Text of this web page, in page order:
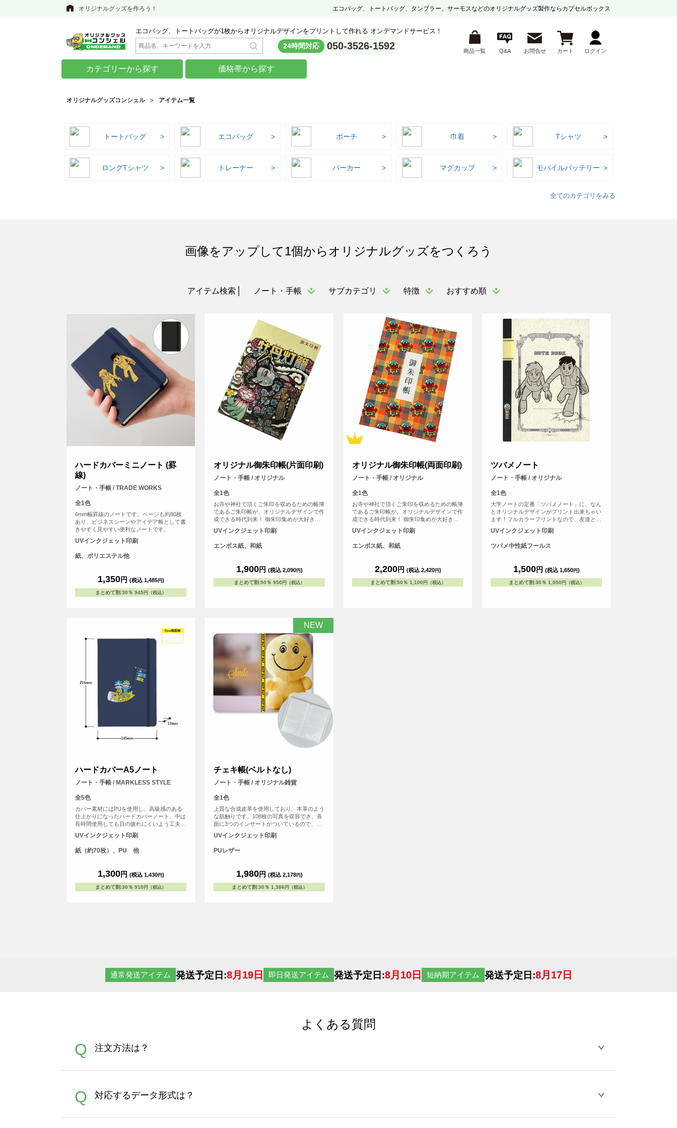
オリジナルグッズを作ろう！ エコバッグ、トートバッグ、タンブラー、サーモスなどのオリジナルグッズ製作ならカプセルボックス
エコバッグ、トートバッグが1枚からオリジナルデザインをプリントして作れる オンデマンドサービス！
24時間対応 050-3526-1592 商品一覧 Q&A お問合せ カート ログイン
カテゴリーから探す 価格帯から探す
オリジナルグッズコンシェル アイテム一覧
トートバッグ エコバッグ ポーチ 巾着 Tシャツ
ロングTシャツ トレーナー パーカー マグカップ モバイルバッテリー
全てのカテゴリをみる
画像をアップして1個からオリジナルグッズをつくろう
アイテム検索 ノート・手帳 サブカテゴリ 特徴 おすすめ順
ハードカバーミニノート (罫
線)
ノート・手帳 / TRADE WORKS
全1色
6mm幅罫線のノートです。ページも約80枚
あり、ビジネスシーンやアイデア帳として書
きやすく見やすい便利なノートです。
UVインクジェット印刷
紙、ポリエステル他
1,350円 (税込 1,485円)
まとめて割:30％ 945 円（税込）
オリジナル御朱印帳(片面印刷)
ノート・手帳 / オリジナル
全1色
お寺や神社で頂くご朱印を収めるための帳簿
であるご朱印帳が、オリジナルデザインで作
成できる時代到来！ 御朱印集めが大好きな
方、自分で作ったデザインをプリントして
MYご朱印帳が作れます！ご朱印集めが好き
な友だちへのプレゼントなどにもおすすめで
す！1点から作成可能で、初詣などで他の人
<br> ※こちらは小さいサイズの御朱印帳で
す。
UVインクジェット印刷
エンボス紙、和紙
1,900円 (税込 2,090円)
まとめて割:50％ 950 円（税込）
オリジナル御朱印帳(両面印刷)
ノート・手帳 / オリジナル
全1色
お寺や神社で頂くご朱印を収めるための帳簿
であるご朱印帳が、オリジナルデザインで作
成できる時代到来！ 御朱印集めが大好きな
方、自分で作ったデザインをプリントして
MYご朱印帳が作れます！ご朱印集めが好き
な友だちへのプレゼントなどにもおすすめで
す！1点から作成可能で、初詣などで他の人
<br> ※こちらは小さいサイズの御朱印帳で
す。
UVインクジェット印刷
エンボス紙、和紙
2,200円 (税込 2,420円)
まとめて割:50％ 1,100 円（税込）
ツバメノート
ノート・手帳 / オリジナル
全1色
大学ノートの定番「ツバメノート」に、なん
とオリジナルデザインがプリント出来ちゃい
ます！フルカラープリントなので、友達との
写真やデジタルのグラフィックもプリント可
能。 持っていればクラスの人気者になれる
こと間違いなしのアイテムです。
UVインクジェット印刷
ツバメ中性紙フールス
1,500円 (税込 1,650円)
まとめて割:30％ 1,050 円（税込）
ハードカバーA5ノート
ノート・手帳 / MARKLESS STYLE
全5色
カバー素材にはPUを使用し、高級感のある
仕上がりになったハードカバーノート。中は
長時間使用しても目の疲れにくいよう工夫を
凝らし罫線の色味や幅にもこだわっていま
す。
UVインクジェット印刷
紙（約70枚）、PU 他
1,300円 (税込 1,430円)
まとめて割:30％ 910 円（税込）
NEW
チェキ帳(ベルトなし)
ノート・手帳 / オリジナル雑貨
全1色
上質な合成皮革を使用しており、本革のよう
な肌触りです。108枚の写真を収容でき、各
面に3つのインサートがついているので、写
真の保存と表示に最適です。 チェキを収納
する推し活グッズとして、写真を保存するフ
ォトブックとしても便利なアイテムです。
UVインクジェット印刷
PUレザー
1,980円 (税込 2,178円)
まとめて割:30％ 1,386 円（税込）
通常発送アイテム 発送予定日:8月19日 即日発送アイテム 発送予定日:8月10日 短納期アイテム 発送予定日:8月17日
よくある質問
Q 注文方法は？
A
す。 30枚以上やシルク印刷など、大口注文の場合は、サポートが担当する
さい。製作する数量が多ければ多いほど、オンデマンドサービスよりも低価格で製作することが可能です。
Q 対応するデータ形式は？